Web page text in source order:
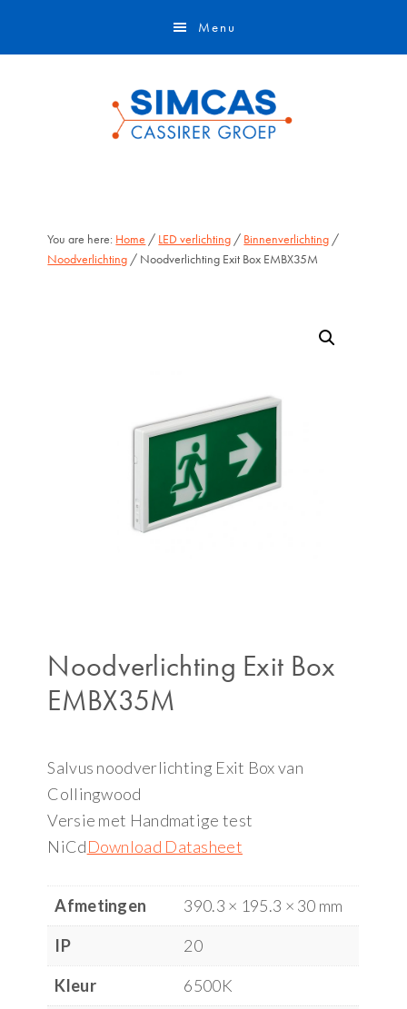
Menu
You are here: Home / LED verlichting / Binnenverlichting /
Noodverlichting / Noodverlichting Exit Box EMBX35M
Noodverlichting Exit Box
EMBX35M
Salvus noodverlichting Exit Box van
Collingwood
Versie met Handmatige test
NiCdDownload Datasheet
Afmetingen
390.3 × 195.3 × 30 mm
IP
20
Kleur
6500K